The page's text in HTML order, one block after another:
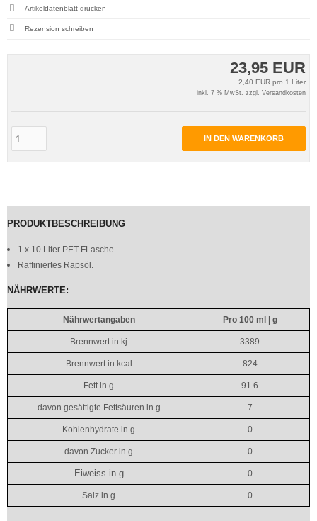
23,95 EUR
2,40 EUR pro 1 Liter
inkl. 7 % MwSt. zzgl. Versandkosten
IN DEN WARENKORB
Artikeldatenblatt drucken
Rezension schreiben
PRODUKTBESCHREIBUNG
1 x 10 Liter PET FLasche.
Raffiniertes Rapsöl.
NÄHRWERTE:
Nährwertangaben Pro 100 ml | g
Brennwert in kj 3389
Brennwert in kcal 824
Fett in g 91.6
davon gesättigte Fettsäuren in g 7
Kohlenhydrate in g 0
davon Zucker in g 0
Eiweiss in g 0
Salz in g 0